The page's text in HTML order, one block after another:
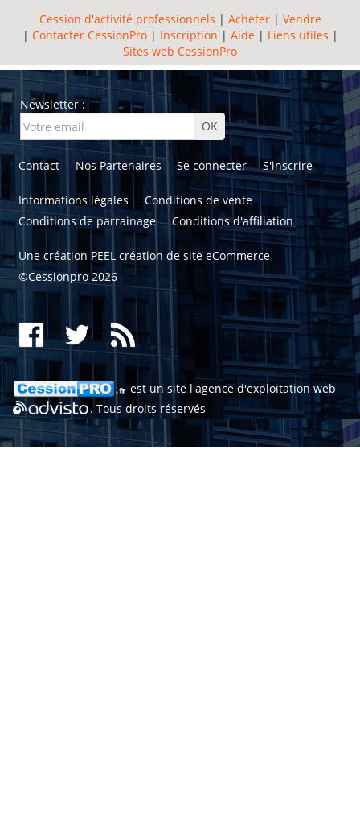
Cession d'activité professionnels | Acheter| Vendre
| Contacter CessionPro| Inscription | Aide| Liens utiles |
Sites web CessionPro
Newsletter :
Contact Nos Partenaires Se connecter S'inscrire
Informations légales
Conditions de vente
Conditions de parrainage
Conditions d'affiliation
Une création PEEL création de site eCommerce
©Cessionpro 2026
est un site l'agence d'exploitation web
. Tous droits réservés